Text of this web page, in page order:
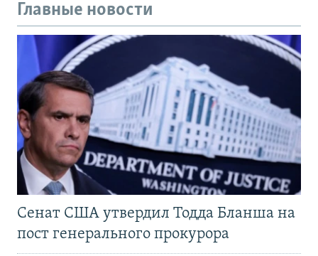
Главные новости
Сенат США утвердил Тодда Бланша на
пост генерального прокурора